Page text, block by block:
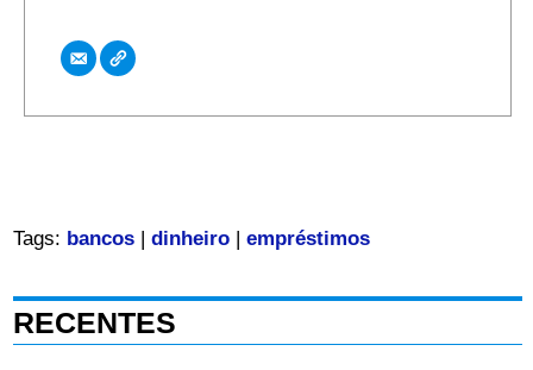
Tags: bancos| dinheiro| empréstimos
RECENTES